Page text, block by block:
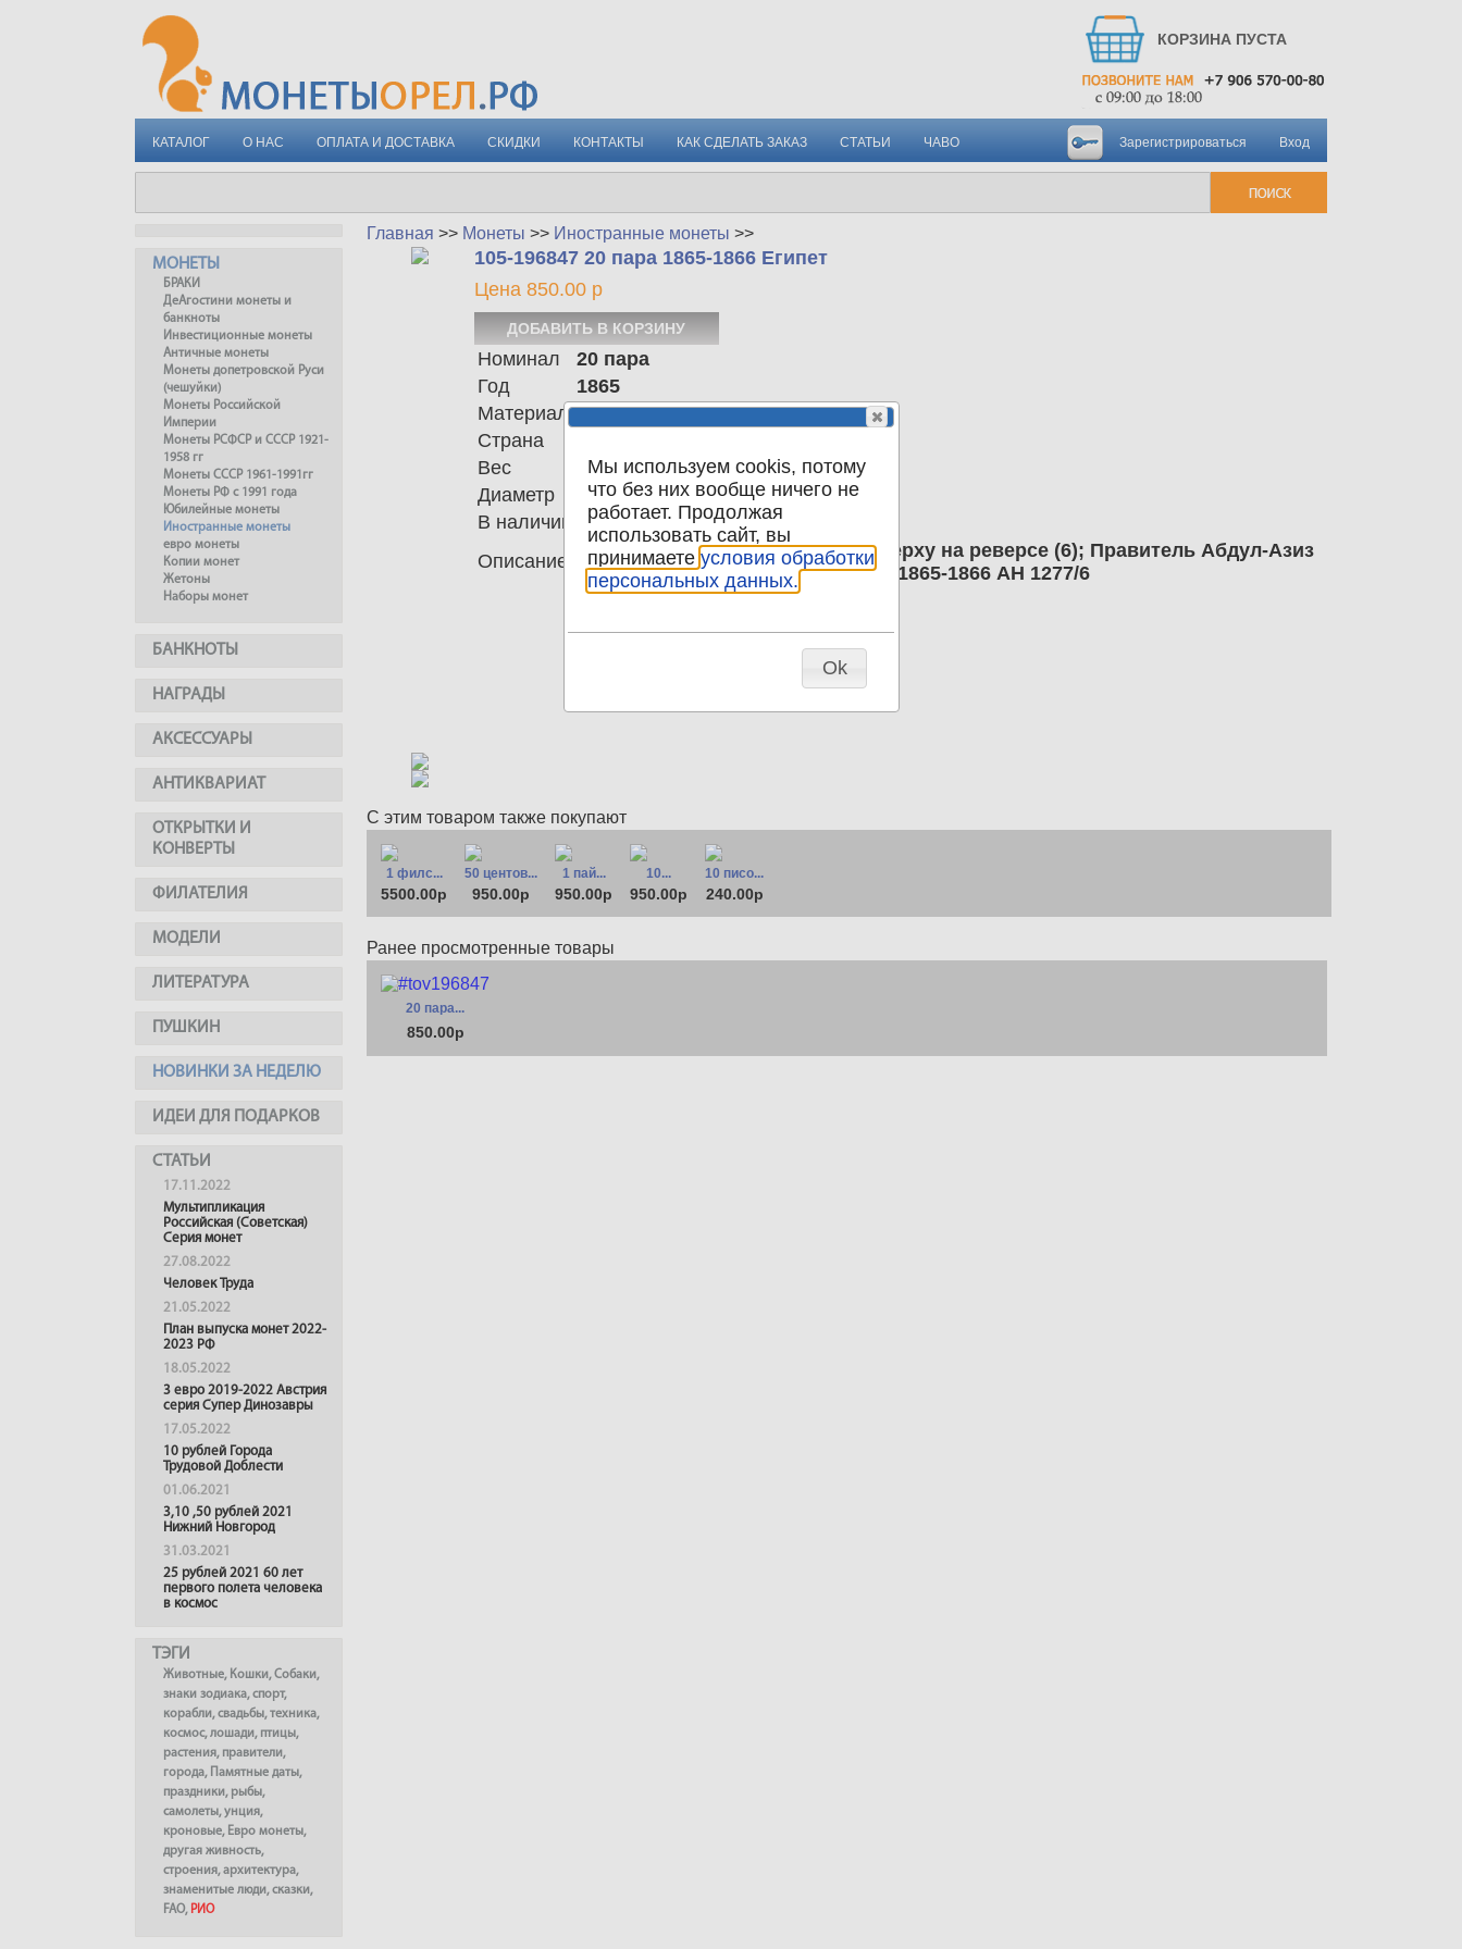
КОРЗИНА ПУСТА
КАТАЛОГ О НАС ОПЛАТА И ДОСТАВКА СКИДКИ КОНТАКТЫ КАК СДЕЛАТЬ ЗАКАЗ СТАТЬИ ЧАВО Вход
Зарегистрироваться
МОНЕТЫ
БРАКИ
ДеАгостини монеты и
банкноты
Инвестиционные монеты
Античные монеты
Монеты допетровской Руси
(чешуйки)
Монеты Российской
Империи
Монеты РСФСР и СССР 1921-
1958 гг
Монеты СССР 1961-1991гг
Монеты РФ с 1991 года
Юбилейные монеты
Иностранные монеты
евро монеты
Копии монет
Жетоны
Наборы монет
БАНКНОТЫ
НАГРАДЫ
АКСЕССУАРЫ
АНТИКВАРИАТ
ОТКРЫТКИ И
КОНВЕРТЫ
ФИЛАТЕЛИЯ
МОДЕЛИ
ЛИТЕРАТУРА
ПУШКИН
НОВИНКИ ЗА НЕДЕЛЮ
ИДЕИ ДЛЯ ПОДАРКОВ
СТАТЬИ
17.11.2022
Мультипликация
Российская (Советская)
Серия монет
27.08.2022
Человек Труда
21.05.2022
План выпуска монет 2022-
2023 РФ
18.05.2022
3 евро 2019-2022 Австрия
серия Супер Динозавры
17.05.2022
10 рублей Города
Трудовой Доблести
01.06.2021
3,10 ,50 рублей 2021
Нижний Новгород
31.03.2021
25 рублей 2021 60 лет
первого полета человека
в космос
ТЭГИ
Животные, Кошки,Собаки,
знаки зодиака,спорт,
корабли,свадьбы,техника,
космос,лошади, птицы,
растения, правители,
города, Памятные даты,
праздники, рыбы,
самолеты,унция,
кроновые, Евро монеты,
другая живность,
строения,архитектура,
знаменитые люди,сказки,
FAO, РИО
Главная >> Монеты >> Иностранные монеты >>
105-196847 20 пара 1865-1866 Египет
Цена 850.00 р
Номинал
20 пара
Год
1865
Материал Cu
Страна
Вес
12.50
Диаметр
31.50
В наличии
Описание
20 пара 1865-1866 Египет; "٦" сверху на реверсе (6); Правитель Абдул-Азиз
l. Египет Абдул-Азиз 20 para пар 1865-1866 AH 1277/6
С этим товаром также покупают
1 филс...
5500.00р
50 центов...
950.00р
1 пай...
950.00р
10...
950.00р
10 писо...
240.00р
Ранее просмотренные товары
20 пара...
850.00р
Мы используем cookis, потому
что без них вообще ничего не
работает. Продолжая
использовать сайт, вы
принимаете условия обработки
персональных данных.
Ok